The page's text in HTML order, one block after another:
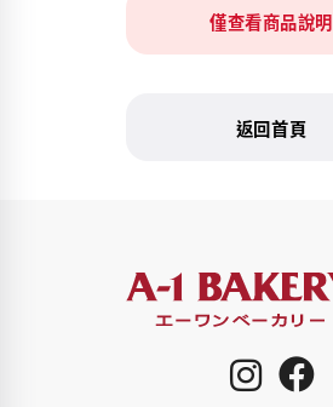
僅查看商品說明
返回首頁